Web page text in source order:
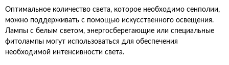
Оптимальное количество света, которое необходимо сенполии,
можно поддерживать с помощью искусственного освещения.
Лампы с белым светом, энергосберегающие или специальные
фитолампы могут использоваться для обеспечения
необходимой интенсивности света.